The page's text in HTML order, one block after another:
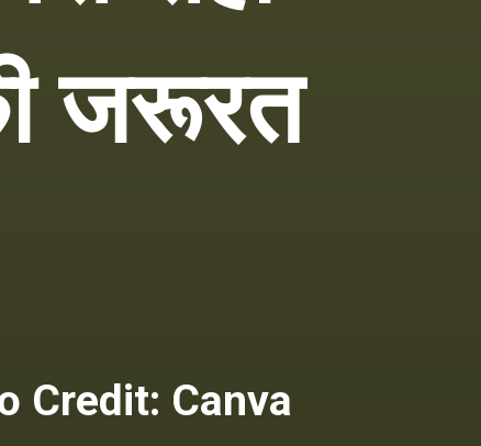
जरूरत
Credit: Canva